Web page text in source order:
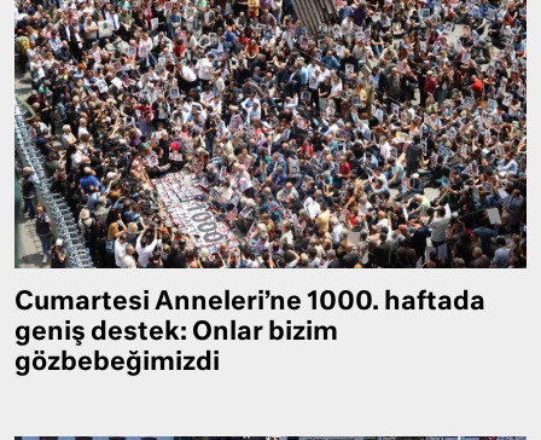
Cumartesi Anneleri’ne 1000. haftada
geniş destek: Onlar bizim
gözbebeğimizdi